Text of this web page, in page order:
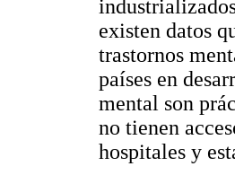
existen datos
trastornos
países en
mental son
no tienen
hospitales y